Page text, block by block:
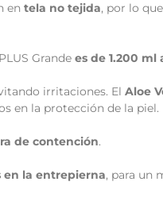
entela no tejida, por lo
Grande es de 1.200 ml
irritaciones. ElAloe
en la protección de la piel.
de contención.
en la entrepierna, para un